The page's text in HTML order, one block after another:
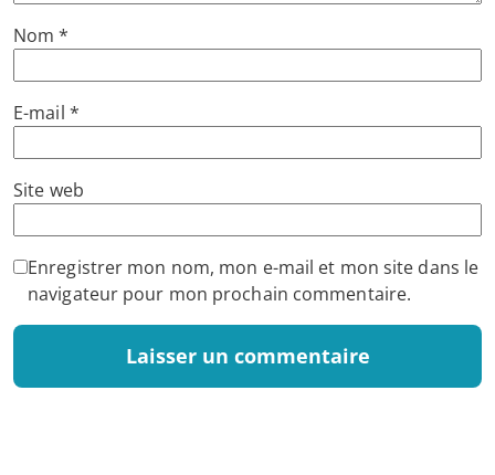
Nom*
E-mail *
Site web
Enregistrer mon nom, mon e-mail et mon site dans le
navigateur pour mon prochain commentaire.